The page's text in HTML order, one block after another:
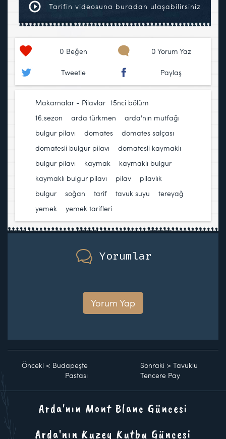
Tarifin videosuna buradan ulaşabilirsiniz
0 Beğen 0 Yorum Yaz
Tweetle Paylaş
Makarnalar - Pilavlar 15nci bölüm
16.sezon
arda türkmen arda'nın mutfağı
bulgur pilavı
domates domates salçası
domatesli bulgur pilavı
domatesli kaymaklı
bulgur pilavı
kaymak kaymaklı bulgur
kaymaklı bulgur pilavı
pilav
pilavlık
bulgur
soğan tarif tavuk suyu tereyağ
yemek
yemek tarifleri
Yorumlar
Yorum Yap
Önceki < Budapeşte
Pastası
Sonraki >Tavuklu
Tencere Pay
Arda'nın Mont Blanc Güncesi
Arda'nın Kuzey Kutbu Güncesi